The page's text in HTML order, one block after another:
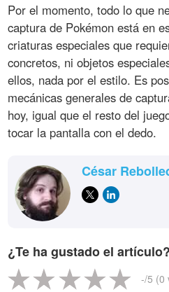
Por el momento, todo lo que
captura de Pokémon está en
criaturas especiales que
concretos, ni objetos
ellos, nada por el estilo. Es
mecánicas generales de
hoy, igual que el resto del
tocar la pantalla con el dedo.
César
¿Te ha gustado el artículo?
-/5 (0